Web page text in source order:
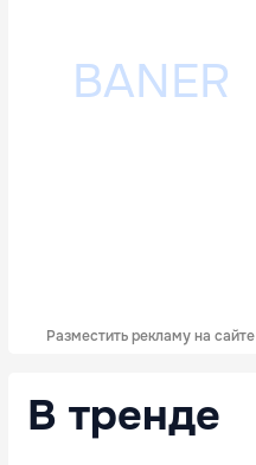
Разместить рекламу на сайте
В тренде